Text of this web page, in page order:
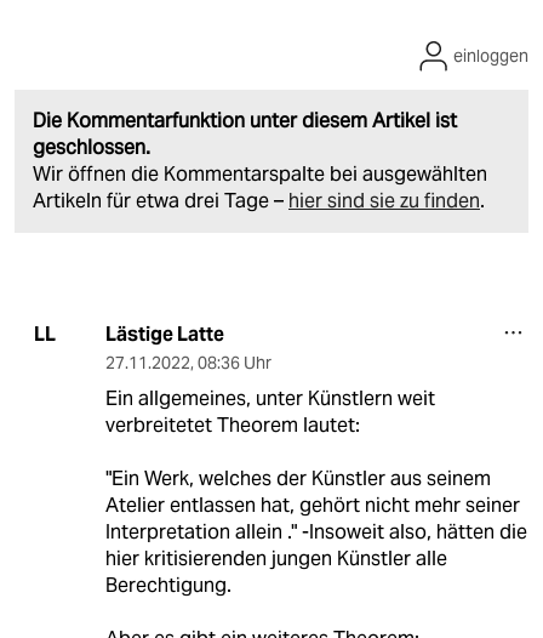
Die Kommentarfunktion unter diesem Artikel ist
geschlossen.
Wir öffnen die Kommentarspalte bei ausgewählten
Artikeln für etwa drei Tage – hier sind sie zu finden.
einloggen
LL Lästige Latte
27.11.2022, 08:36 Uhr
Ein allgemeines, unter Künstlern weit
verbreitetet Theorem lautet:
"Ein Werk, welches der Künstler aus seinem
Atelier entlassen hat, gehört nicht mehr seiner
Interpretation allein ." -Insoweit also, hätten die
hier kritisierenden jungen Künstler alle
Berechtigung.